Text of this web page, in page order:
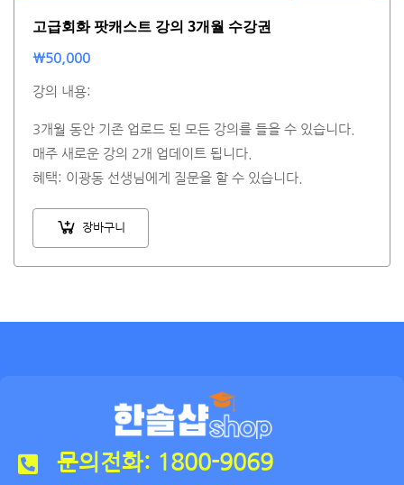
고급회화 팟캐스트 강의 3개월 수강권
₩50,000
강의 내용:
3개월 동안 기존 업로드 된 모든 강의를 들을 수 있습니다.
매주 새로운 강의 2개 업데이트 됩니다.
혜택: 이광동 선생님에게 질문을 할 수 있습니다.
장바구니
문의전화: 1800-9069